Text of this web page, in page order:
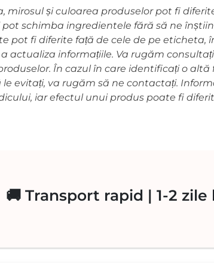
mirosul și culoarea produselor pot fi
schimba ingredientele fără să ne
pot fi diferite față de cele de pe eticheta,
actualiza informațiile. Va rugăm
În cazul în care identificați o
le evitați, va rugăm să ne contactați.
iar efectul unui produs poate fi
🚚 Transport rapid | 1-2